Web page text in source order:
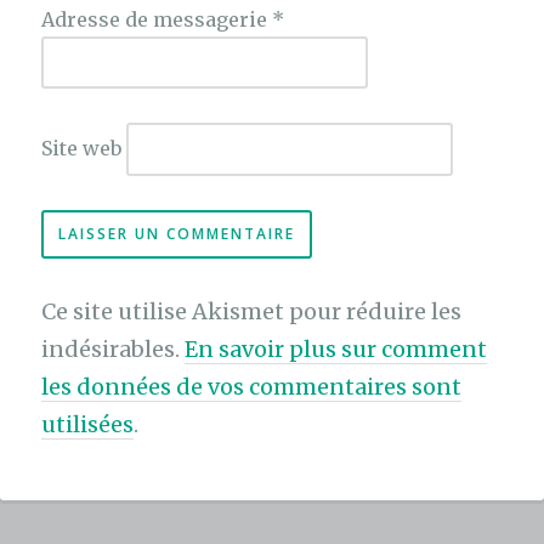
Adresse de messagerie *
Site web
Ce site utilise Akismet pour réduire les
indésirables.En savoir plus sur comment
les données de vos commentaires sont
utilisées.